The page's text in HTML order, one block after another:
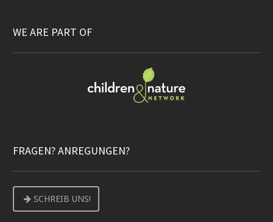
WE ARE PART OF
FRAGEN? ANREGUNGEN?
SCHREIB UNS!